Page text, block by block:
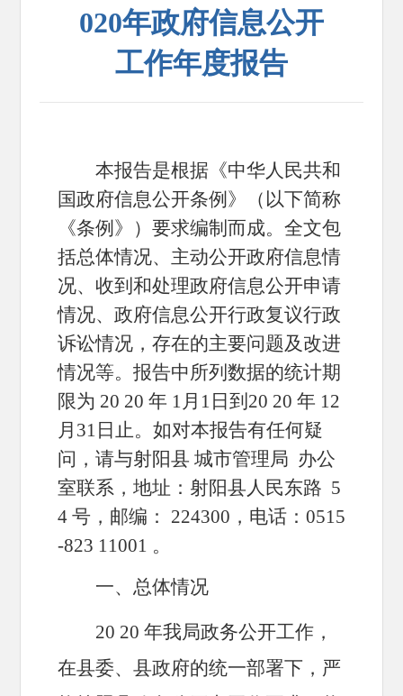
020年政府信息公开
工作年度报告
本报告是根据《中华人民共和
国政府信息公开条例》（以下简称
《条例》）要求编制而成。全文包
括总体情况、主动公开政府信息情
况、收到和处理政府信息公开申请
情况、政府信息公开行政复议行政
诉讼情况，存在的主要问题及改进
情况等。报告中所列数据的统计期
限为 20 20 年 1月1日到20 20 年 12
月31日止。如对本报告有任何疑
问，请与射阳县 城市管理局 办公
室联系，地址：射阳县人民东路 5
4 号，邮编：
224300，电话：0515
-823 11001 。
一、总体情况
20 20 年我局政务公开工作，
在县委、县政府的统一部署下，严